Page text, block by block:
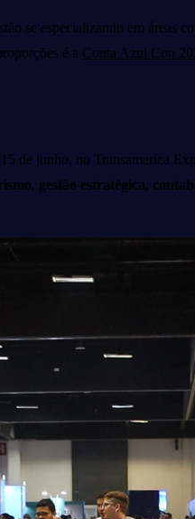
se especializando em áreas
é a Conta Azul Con
de junho, no Transamerica
, gestão estratégica,